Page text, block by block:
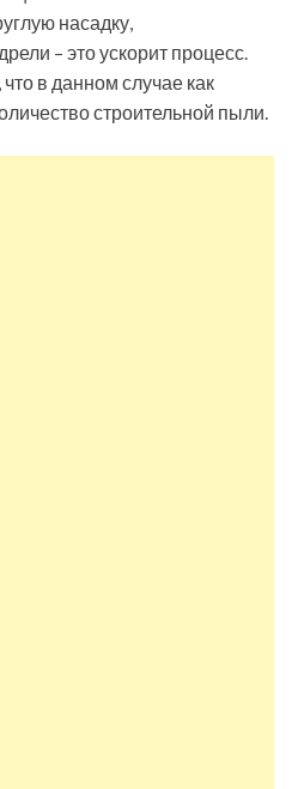
насадку,
– это ускорит процесс.
в данном случае как
строительной пыли.